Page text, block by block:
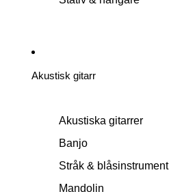
Akustisk gitarr
Akustiska gitarrer
Banjo
Stråk & blåsinstrument
Mandolin